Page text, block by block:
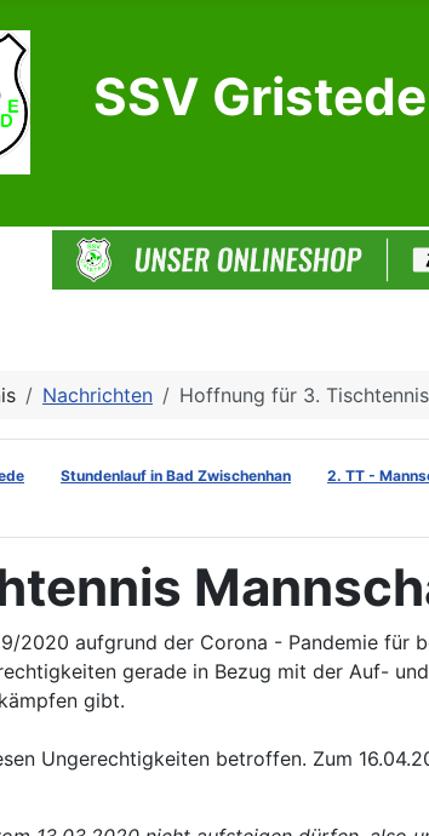
SSV Gristede
Nachrichten Hoffnung für 3.
Stundenlauf in Bad Zwischenhan 2. TT -
2020 aufgrund der Corona - Pandemie für
gerade in Bezug mit der Auf-
gibt.
Ungerechtigkeiten betroffen. Zum